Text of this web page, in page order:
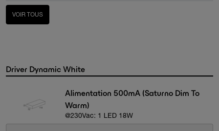
VOIR TOUS
Driver Dynamic White
Alimentation 500mA (Saturno Dim To
Warm)
@230Vac: 1 LED 18W